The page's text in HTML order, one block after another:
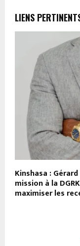
LIENS
Kinshasa :
mission à la
maximiser les